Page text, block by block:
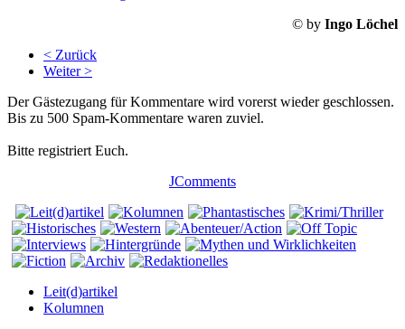
© by Ingo Löchel
< Zurück
Weiter >
Der Gästezugang für Kommentare wird vorerst wieder geschlossen.
Bis zu 500 Spam-Kommentare waren zuviel.
Bitte registriert Euch.
JComments
Leit(d)artikel
Kolumnen